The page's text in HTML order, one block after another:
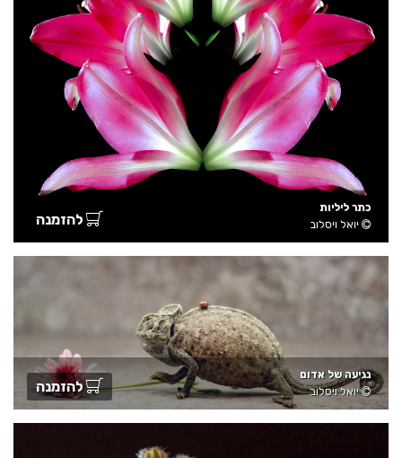
כתר ליליות
יואל ויסלוב
להזמנה
נגיעה של אדום
יואל ויסלוב
להזמנה